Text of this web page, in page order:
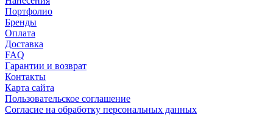
Портфолио
Бренды
Оплата
Доставка
FAQ
Гарантии и возврат
Контакты
Карта сайта
Пользовательское соглашение
Согласие на обработку персональных данных